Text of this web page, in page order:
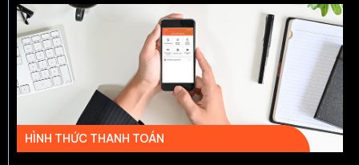
HÌNH THỨC THANH TOÁN